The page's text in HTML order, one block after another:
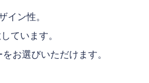
イン性。
ています。
お選びいただけます。